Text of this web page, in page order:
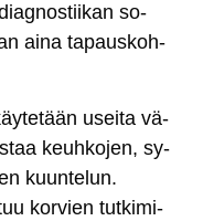
so­
ai­na ta­paus­koh­
usei­ta vä­
keuh­ko­jen, sy­
kuun­te­lun.
kor­vien tut­ki­mi­